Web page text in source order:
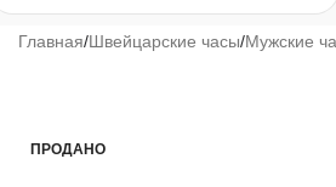
Главная/Швейцарские часы/Мужские
ПРОДАНО